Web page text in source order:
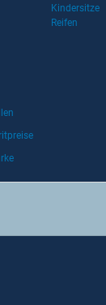
Kindersitze
Reifen